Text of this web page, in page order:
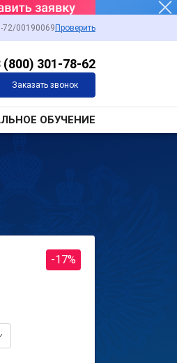
00190069 Проверить
(800) 301-78-62
Заказать звонок
ОБУЧЕНИЕ
-17%